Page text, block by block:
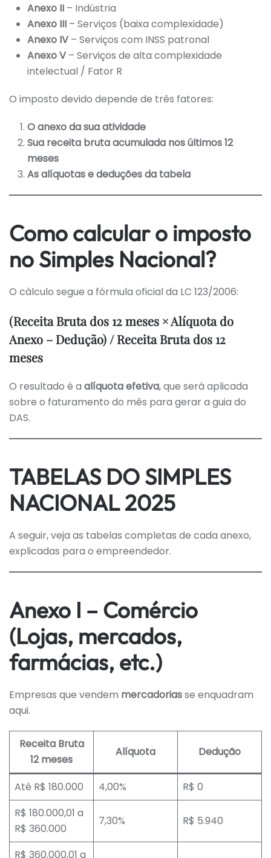
Anexo II – Indústria
Anexo III – Serviços (baixa complexidade)
Anexo IV – Serviços com INSS patronal
Anexo V – Serviços de alta complexidade
intelectual / Fator R
O imposto devido depende de três fatores:
O anexo da sua atividade
Sua receita bruta acumulada nos últimos 12
meses
As alíquotas e deduções da tabela
Como calcular o imposto
no Simples Nacional?
O cálculo segue a fórmula oficial da LC 123/2006:
(Receita Bruta dos 12 meses × Alíquota do
Anexo – Dedução) / Receita Bruta dos 12
meses
O resultado é a alíquota efetiva, que será aplicada
sobre o faturamento do mês para gerar a guia do
DAS.
TABELAS DO SIMPLES
NACIONAL 2025
A seguir, veja as tabelas completas de cada anexo,
explicadas para o empreendedor.
Anexo I – Comércio
(Lojas, mercados,
farmácias, etc.)
Empresas que vendem mercadoriasse enquadram
aqui.
Receita Bruta
12 meses
Alíquota Dedução
Até R$ 180.000 4,00%
R$ 0
R$ 180.000,01 a
R$ 360.000
7,30% R$ 5.940
R$ 360.000,01 a